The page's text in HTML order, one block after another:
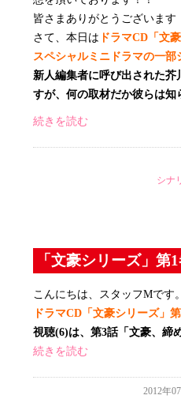
皆さまありがとうございます
さて、本日は ドラマCD「文
スペシャルミニドラマの一部
新人編集者に呼び出された
すが、何の取材だか彼らは
続きを読む
シナ
「文豪シリーズ」第
こんにちは、スタッフMです
ドラマCD「文豪シリーズ」
視聴(6)は、第3話「文豪、締
続きを読む
2012年